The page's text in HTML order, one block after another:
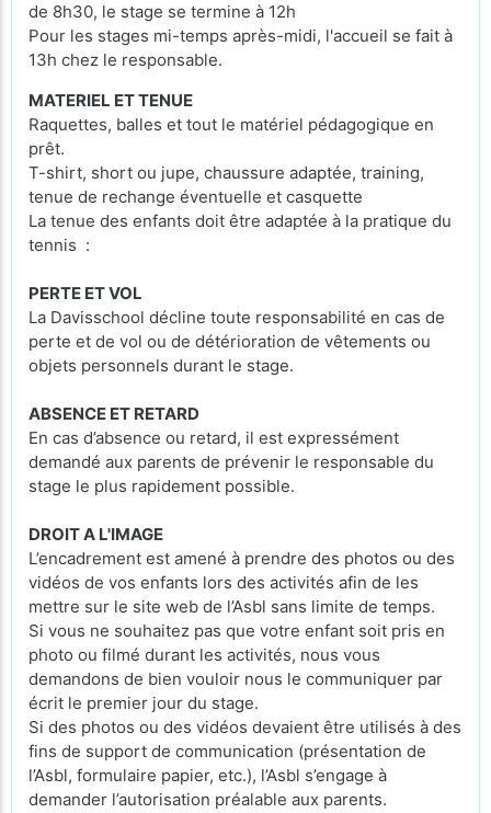
de 8h30, le stage se termine à 12h
Pour les stages mi-temps après-midi, l'accueil se fait à
13h chez le responsable.
MATERIEL ET TENUE
Raquettes, balles et tout le matériel pédagogique en
prêt.
T-shirt, short ou jupe, chaussure adaptée, training,
tenue de rechange éventuelle et casquette
La tenue des enfants doit être adaptée à la pratique du
tennis :
PERTE ET VOL
La Davisschool décline toute responsabilité en cas de
perte et de vol ou de détérioration de vêtements ou
objets personnels durant le stage.
ABSENCE ET RETARD
En cas d’absence ou retard, il est expressément
demandé aux parents de prévenir le responsable du
stage le plus rapidement possible.
DROIT A L'IMAGE
L’encadrement est amené à prendre des photos ou des
vidéos de vos enfants lors des activités afin de les
mettre sur le site web de l’Asbl sans limite de temps.
Si vous ne souhaitez pas que votre enfant soit pris en
photo ou filmé durant les activités, nous vous
demandons de bien vouloir nous le communiquer par
écrit le premier jour du stage.
Si des photos ou des vidéos devaient être utilisés à des
fins de support de communication (présentation de
l’Asbl, formulaire papier, etc.), l’Asbl s’engage à
demander l’autorisation préalable aux parents.